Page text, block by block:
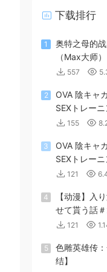
下载排行
1
奥特之母的
（Max大师）
557
2
OVA 陰キャ
SEXトレー
155
3
OVA 陰キャ
SEXトレー
121
4
【动漫】入
せて貰う話
121
5
色雕英雄传
结】